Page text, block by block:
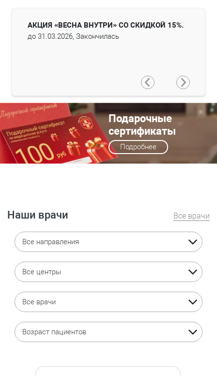
АКЦИЯ «ВЕСНА ВНУТРИ» СО СКИДКОЙ 15%.
до 31.03.2026, Закончилась
Подарочные
сертификаты
Подробнее
Наши врачи Все врачи
Все направления
Все центры
Все врачи
Возраст пациентов